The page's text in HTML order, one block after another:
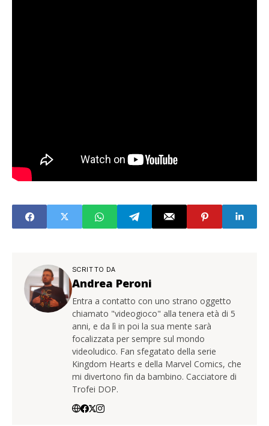
SCRITTO DA
Andrea Peroni
Entra a contatto con uno strano oggetto
chiamato "videogioco" alla tenera età di 5
anni, e da lì in poi la sua mente sarà
focalizzata per sempre sul mondo
videoludico. Fan sfegatato della serie
Kingdom Hearts e della Marvel Comics, che
mi divertono fin da bambino. Cacciatore di
Trofei DOP.